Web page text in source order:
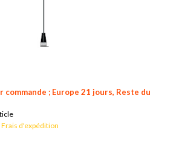
commande ; Europe 21 jours, Reste du
Frais d'expédition